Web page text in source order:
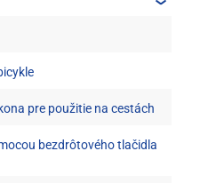
pre použitie na cestách
bezdrôtového tlačidla